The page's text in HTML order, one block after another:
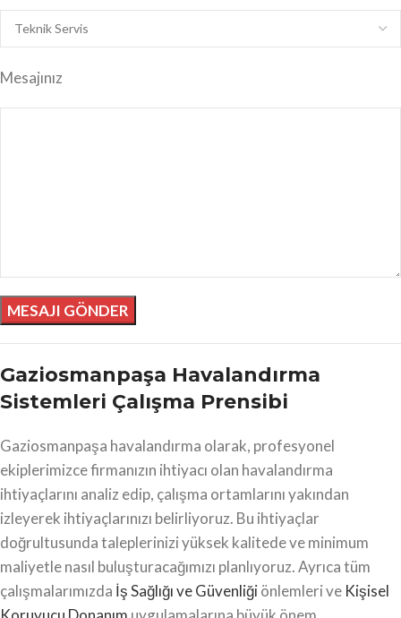
Mesajınız
Gaziosmanpaşa Havalandırma
Sistemleri Çalışma Prensibi
Gaziosmanpaşa havalandırma olarak, profesyonel
ekiplerimizce firmanızın ihtiyacı olan havalandırma
ihtiyaçlarını analiz edip, çalışma ortamlarını yakından
izleyerek ihtiyaçlarınızı belirliyoruz. Bu ihtiyaçlar
doğrultusunda taleplerinizi yüksek kalitede ve minimum
maliyetle nasıl buluşturacağımızı planlıyoruz. Ayrıca tüm
çalışmalarımızda İş Sağlığı ve Güvenliğiönlemleri ve Kişisel